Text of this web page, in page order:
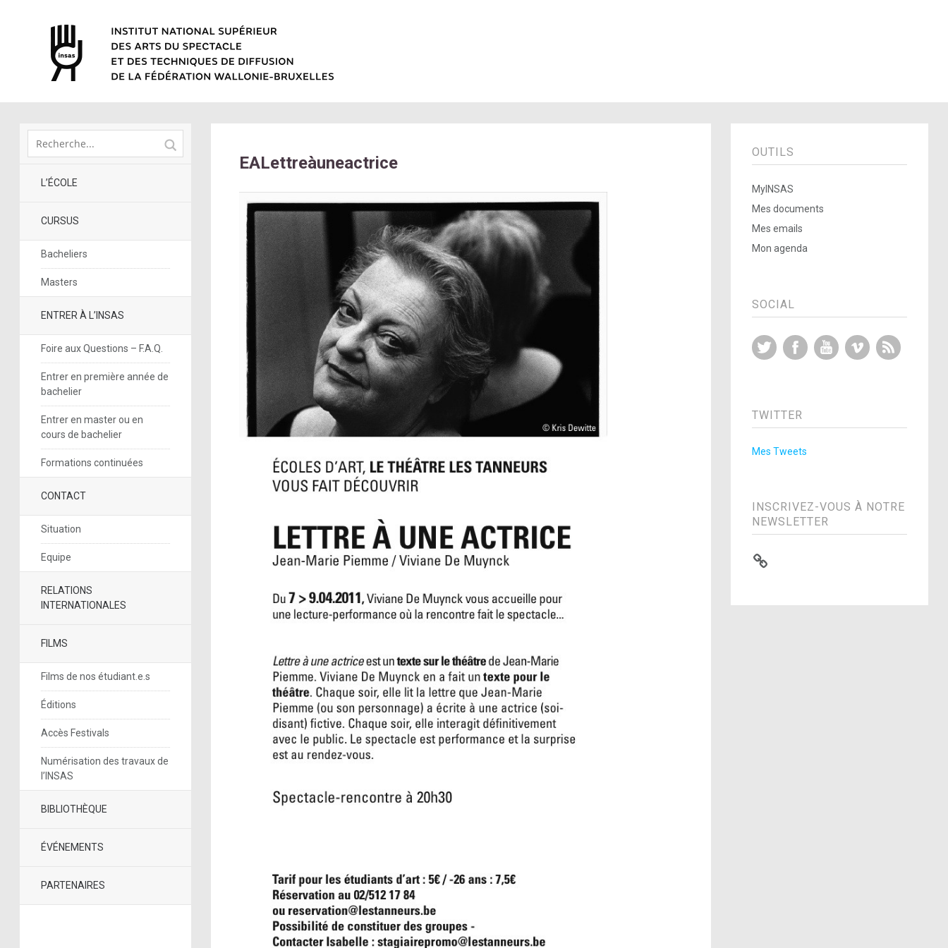
L’ÉCOLE
CURSUS
Bacheliers
Masters
ENTRER À L’INSAS
Foire aux Questions – F.A.Q.
Entrer en première année de
bachelier
Entrer en master ou en
cours de bachelier
Formations continuées
CONTACT
Situation
Equipe
RELATIONS
INTERNATIONALES
FILMS
Films de nos étudiant.e.s
Éditions
Accès Festivals
Numérisation des travaux de
l’INSAS
BIBLIOTHÈQUE
ÉVÉNEMENTS
PARTENAIRES
EALettreàuneactrice
OUTILS
MyINSAS
Mes documents
Mes emails
Mon agenda
SOCIAL
Twitter FacebookYouTubeVimeo
TWITTER
Mes Tweets
INSCRIVEZ-VOUS À NOTRE
NEWSLETTER